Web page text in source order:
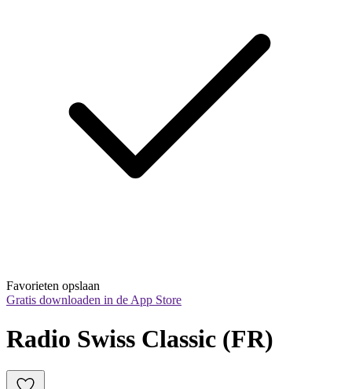
Favorieten opslaan
Gratis downloaden in de App Store
Radio Swiss Classic (FR)